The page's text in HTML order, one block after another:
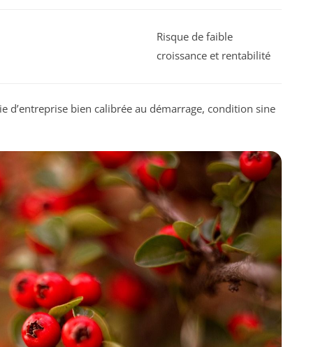
Risque de faible
croissance et rentabilité
d’entreprise bien calibrée au démarrage, condition sine